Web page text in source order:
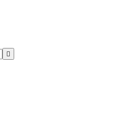
